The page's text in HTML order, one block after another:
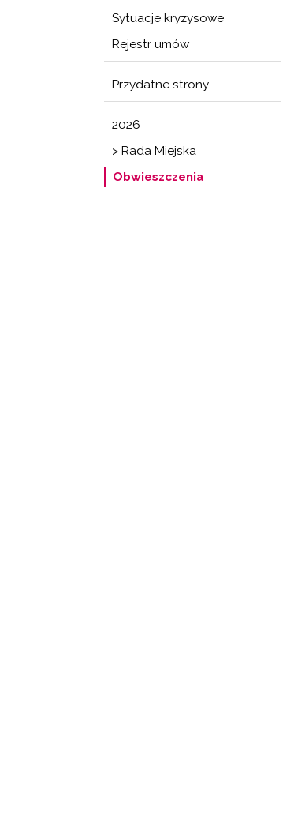
Sytuacje kryzysowe
Rejestr umów
Przydatne strony
2026
> Rada Miejska
Obwieszczenia